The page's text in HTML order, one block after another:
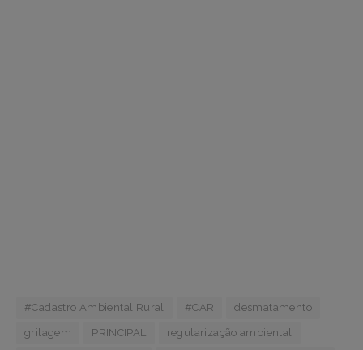
#Cadastro Ambiental Rural #CAR desmatamento
grilagem PRINCIPAL regularização ambiental